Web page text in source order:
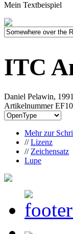
Mein Textbeispiel
ITC
Daniel Pelawin, 1991
Artikelnummer
Mehr zur
//Lizenz
// Zeichensatz
Lupe